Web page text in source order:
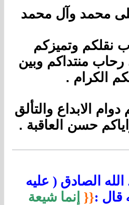
محمد وآل محمد
نقلكم وتميزكم
منتداكم وبين
الكرام .
الابداع والتألق
حسن العاقبة .
الصادق ( عليه
قال :{{ إنما شيعة